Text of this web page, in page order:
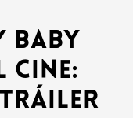
Baby
cine:
tráiler